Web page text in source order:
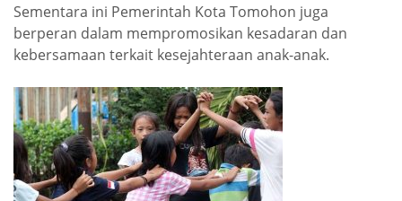
Sementara ini Pemerintah Kota Tomohon juga
berperan dalam mempromosikan kesadaran dan
kebersamaan terkait kesejahteraan anak-anak.